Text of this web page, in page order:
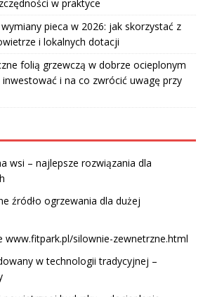
w praktyce
pieca w 2026: jak skorzystać z
i lokalnych dotacji
folią grzewczą w dobrze ocieplonym
i na co zwrócić uwagę przy
wsi – najlepsze rozwiązania dla
źródło ogrzewania dla dużej
www.fitpark.pl/silownie-zewnetrzne.html
w technologii tradycyjnej –